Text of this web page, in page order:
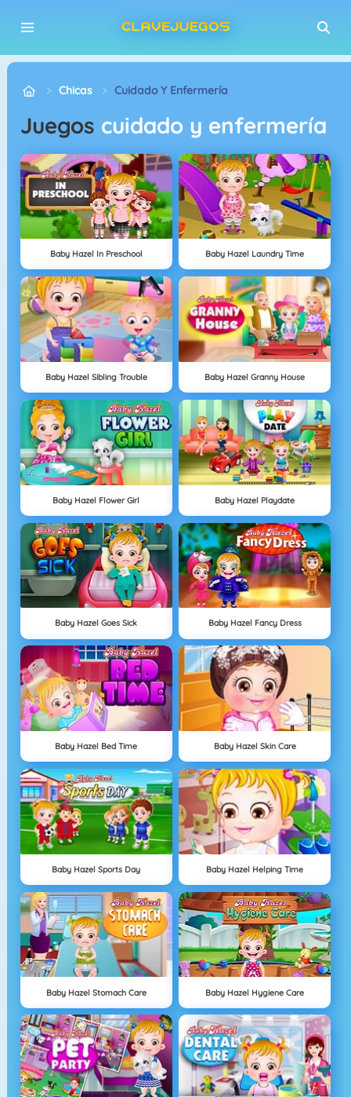
Chicas Cuidado Y Enfermería
juegos cuidado y enfermería
Baby Hazel In Preschool Baby Hazel Laundry Time
Baby Hazel Sibling Trouble Baby Hazel Granny House
Baby Hazel Flower Girl Baby Hazel Playdate
Baby Hazel Goes Sick Baby Hazel Fancy Dress
Baby Hazel Bed Time Baby Hazel Skin Care
Baby Hazel Sports Day Baby Hazel Helping Time
Baby Hazel Stomach Care Baby Hazel Hygiene Care